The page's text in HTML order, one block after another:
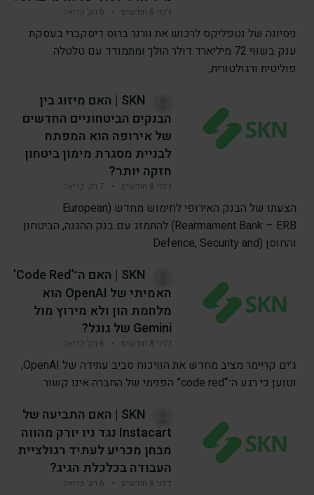
לפני 8 חודשים • 6 דק’ קריאה
ניסיונה של נטפליקס לרכוש את וורנר ברוס דיסקברי בעסקת
ענק בשווי 72 מיליארד דולר הולך ומתמודד עם טלטלה
פוליטית ורגולטורית,
SKN | האם מיזוג בין
הבנקים הביטחוניים החדשים
של אירופה הוא המפתח
לבניית מסגרת מימון ביטחון
חזקה יותר?
לפני 8 חודשים • 7 דק’ קריאה
הצעתו של הבנק האירופי לחימוש מחדש (European
Rearmament Bank – ERB) להתמזג עם בנק ההגנה, הביטחון
והחוסן (Defence, Security and
SKN | האם ה־‘Code Red’
האמיתי של OpenAI הוא
מלחמת הון ולא מירוץ מול
Gemini של גוגל?
לפני 8 חודשים • 6 דק’ קריאה
ג׳ים קריימר מציב מחדש את הוויכוח סביב עתידה של OpenAI,
וטוען כי רגע ה־“code red” הפנימי של החברה אינו קשור
SKN | האם התביעה של
Instacart נגד ניו יורק מהווה
מבחן מכריע לעתיד רגולציית
העבודה בכלכלת הגיג?
לפני 8 חודשים • 6 דק’ קריאה